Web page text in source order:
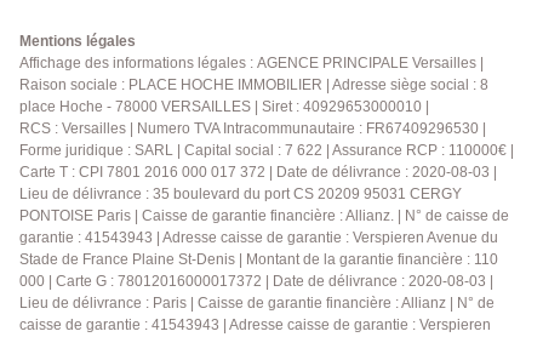
et du Château de Versailles.
Mentions légales
Affichage des informations légales : AGENCE PRINCIPALE Versailles |
Raison sociale : PLACE HOCHE IMMOBILIER | Adresse siège social : 8
place Hoche - 78000 VERSAILLES | Siret : 40929653000010 |
RCS : Versailles | Numero TVA Intracommunautaire : FR67409296530 |
Forme juridique : SARL | Capital social : 7 622 | Assurance RCP : 110000€ |
Carte T : CPI 7801 2016 000 017 372 | Date de délivrance : 2020-08-03 |
Lieu de délivrance : 35 boulevard du port CS 20209 95031 CERGY
PONTOISE Paris | Caisse de garantie financière : Allianz. | N° de caisse de
garantie : 41543943 | Adresse caisse de garantie : Verspieren Avenue du
Stade de France Plaine St-Denis | Montant de la garantie financière : 110
000 | Carte G : 78012016000017372 | Date de délivrance : 2020-08-03 |
Lieu de délivrance : Paris | Caisse de garantie financière : Allianz | N° de
caisse de garantie : 41543943 | Adresse caisse de garantie : Verspieren